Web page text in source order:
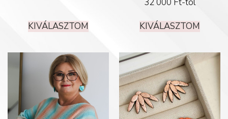
KIVÁLASZTOM
5.00
32 000 Ft-tól
KIVÁLASZTOM